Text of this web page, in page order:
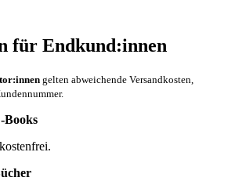
für Endkund:innen
gelten abweichende Versandkosten,
Books